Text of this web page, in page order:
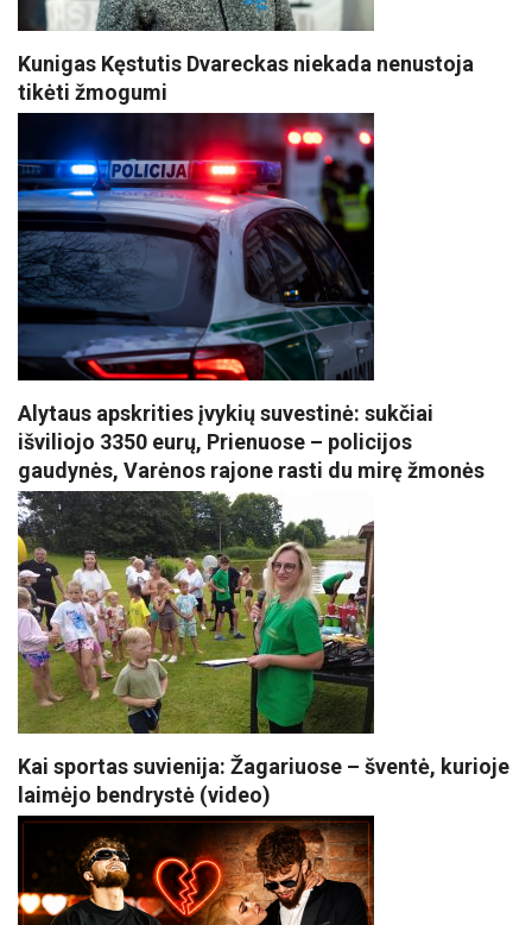
Kunigas Kęstutis Dvareckas niekada nenustoja
tikėti žmogumi
Alytaus apskrities įvykių suvestinė: sukčiai
išviliojo 3350 eurų, Prienuose – policijos
gaudynės, Varėnos rajone rasti du mirę žmonės
Kai sportas suvienija: Žagariuose – šventė, kurioje
laimėjo bendrystė (video)